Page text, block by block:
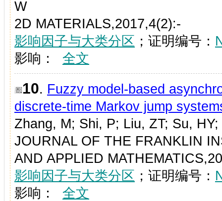
W
2D MATERIALS,2017,4(2):-
影响因子与大类分区 ；证明编号：
影响：
全文
10. Fuzzy model-based
discrete-time Markov jump
Zhang, M; Shi, P; Liu, ZT; Su,
JOURNAL OF THE FRANKLIN
AND APPLIED
影响因子与大类分区 ；证明编号：
影响：
全文